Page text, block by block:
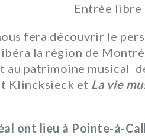
Entrée libre
fera découvrir le
la région de
patrimoine musical
Klincksieck et La vie
ont lieu à Pointe-à-